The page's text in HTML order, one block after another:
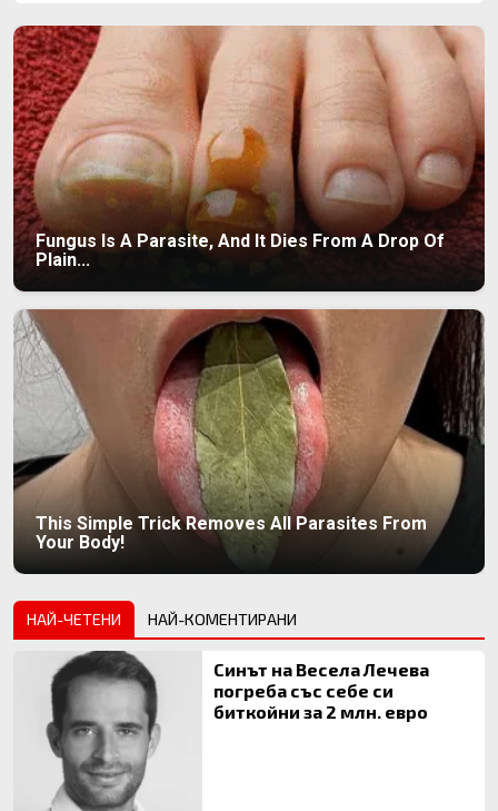
Fungus Is A Parasite, And It Dies From A Drop Of
Plain...
This Simple Trick Removes All Parasites From
Your Body!
НАЙ-ЧЕТЕНИ НАЙ-КОМЕНТИРАНИ
Синът на Весела Лечева
погреба със себе си
биткойни за 2 млн. евро